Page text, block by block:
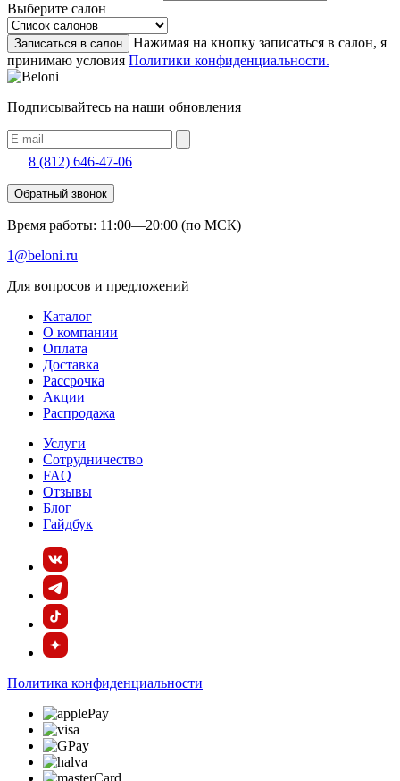
Выберите салон
Записаться в салон
Нажимая на кнопку записаться в салон, я
принимаю условия Политики конфиденциальности.
Подписывайтесь на наши обновления
8 (812) 646-47-06
Обратный звонок
Время работы: 11:00—20:00 (по МСК)
1@beloni.ru
Для вопросов и предложений
Каталог
О компании
Оплата
Доставка
Рассрочка
Акции
Распродажа
Услуги
Сотрудничество
FAQ
Отзывы
Блог
Гайдбук
Политика конфиденциальности